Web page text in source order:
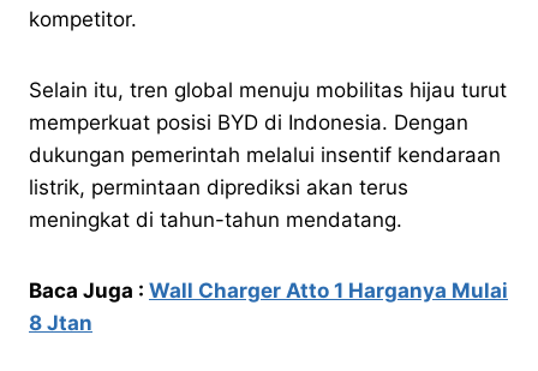
kompetitor.
Selain itu, tren global menuju mobilitas hijau turut
memperkuat posisi BYD di Indonesia. Dengan
dukungan pemerintah melalui insentif kendaraan
listrik, permintaan diprediksi akan terus
meningkat di tahun-tahun mendatang.
Baca Juga : Wall Charger Atto 1 Harganya Mulai
8 Jtan